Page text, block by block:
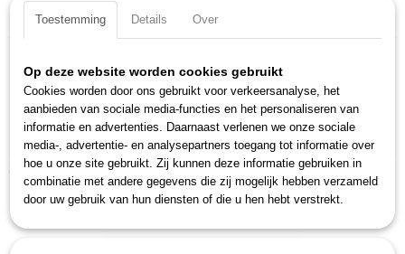
Specificaties
1005S-13
EAN code
4000896001767
Productcode leverancier
1005S-13
Met boring voor borgpen of borgveer en gleuf voor O-ring
Oppervlak: gefosfateerd, geolied
Made in Germany
Ook interessant
Toestemming Details Over
Op deze website worden cookies gebruikt
Cookies worden door ons gebruikt voor verkeersanalyse, het
aanbieden van sociale media-functies en het personaliseren van
informatie en advertenties. Daarnaast verlenen we onze sociale
media-, advertentie- en analysepartners toegang tot informatie over
hoe u onze site gebruikt. Zij kunnen deze informatie gebruiken in
combinatie met andere gegevens die zij mogelijk hebben verzameld
door uw gebruik van hun diensten of die u hen hebt verstrekt.